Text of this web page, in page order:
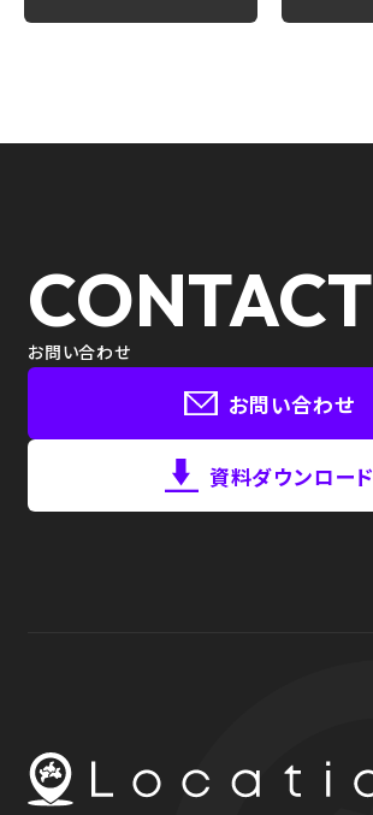
CONTACT
お問い合わせ
お問い合わせ
資料ダウンロード